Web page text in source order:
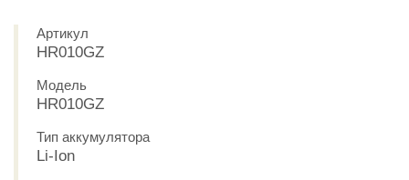
Артикул
HR010GZ
Модель
HR010GZ
Тип аккумулятора
Li-Ion